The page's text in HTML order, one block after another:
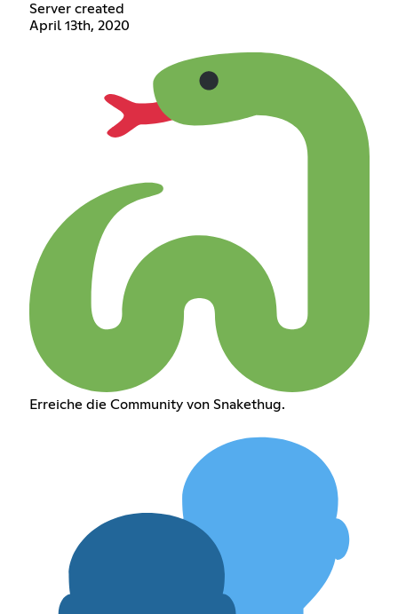
Server created
April 13th, 2020
Erreiche die Community von Snakethug.